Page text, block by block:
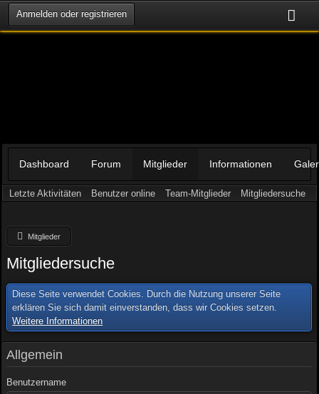
Anmelden oder registrieren
Dashboard Forum Mitglieder Informationen
Letzte Aktivitäten Benutzer online Team-Mitglieder Mitgliedersuche
Mitglieder
Mitgliedersuche
Diese Seite verwendet Cookies. Durch die Nutzung unserer Seite
erklären Sie sich damit einverstanden, dass wir Cookies setzen.
Weitere Informationen
Allgemein
Benutzername